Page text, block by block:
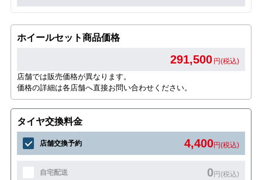
ホイールセット商品価格
291,500 円(税込)
店舗では販売価格が異なります。
価格の詳細は各店舗へ直接お問い合わせください。
タイヤ交換料金
店舗交換予約 4,400円(税込)
自宅配送 0円(税込)